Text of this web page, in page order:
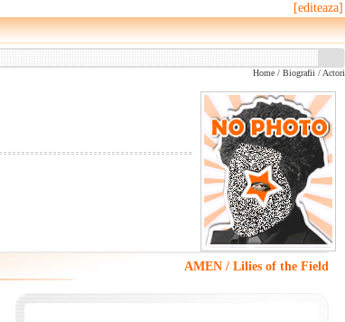
[editeaza]
Home / Biografii / Actori
AMEN / Lilies of the Field